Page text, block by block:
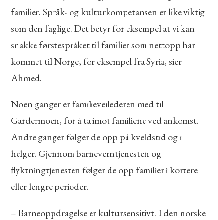
familier. Språk- og kulturkompetansen er like viktig
som den faglige. Det betyr for eksempel at vi kan
snakke førstespråket til familier som nettopp har
kommet til Norge, for eksempel fra Syria, sier
Ahmed.
Noen ganger er familieveilederen med til
Gardermoen, for å ta imot familiene ved ankomst.
Andre ganger følger de opp på kveldstid og i
helger. Gjennom barneverntjenesten og
flyktningtjenesten følger de opp familier i kortere
eller lengre perioder.
– Barneoppdragelse er kultursensitivt. I den norske